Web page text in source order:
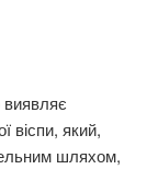
виявляє
віспи, який,
шляхом,